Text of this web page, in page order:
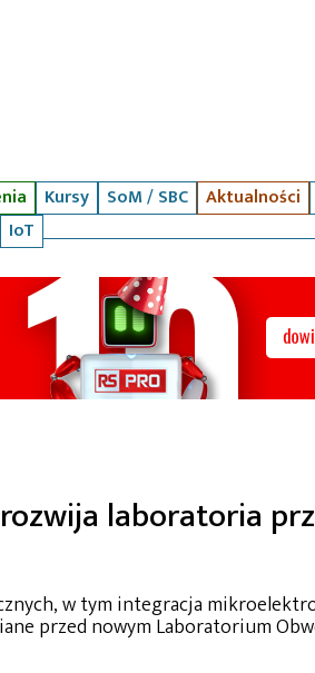
Kursy SoM / SBC Aktualności
IoT
laboratoria
w tym integracja
przed nowym Laboratorium